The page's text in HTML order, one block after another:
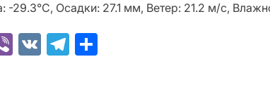
-29.3°C, Осадки: 27.1 мм, Ветер: 21.2 м/с,
Viber
VK Telegram